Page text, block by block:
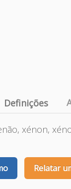
Definições
xénon,
Relatar